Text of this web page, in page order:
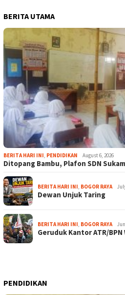
BERITA UTAMA
BERITA HARI INI PENDIDIKAN August 6, 2026
Ditopang Bambu, Plafon SDN
BERITA HARI INI BOGOR RAYA
Dewan Unjuk Taring
BERITA HARI INI BOGOR RAYA
Geruduk Kantor ATR/
PENDIDIKAN